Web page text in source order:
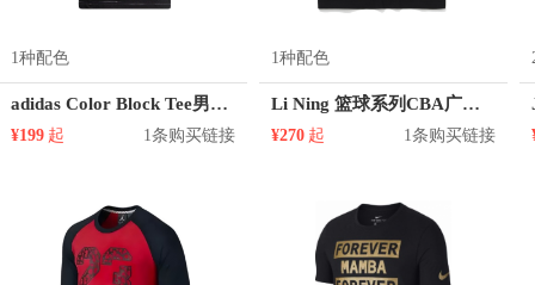
1种配色
adidas Color Block Tee男装篮球运动短袖T恤 GP4021
¥199 起 1条购买链接
1种配色
Li Ning 篮球系列CBA广东队总冠军纪念短袖T恤 AHSQ949
¥270 起 1条购买链接